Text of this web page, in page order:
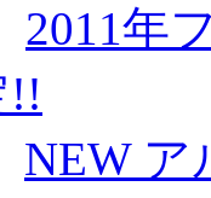
2011年
!!
NEW